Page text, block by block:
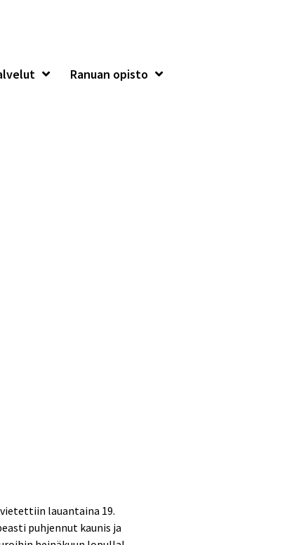
Ranuan opisto
lauantaina 19.
puhjennut kaunis ja